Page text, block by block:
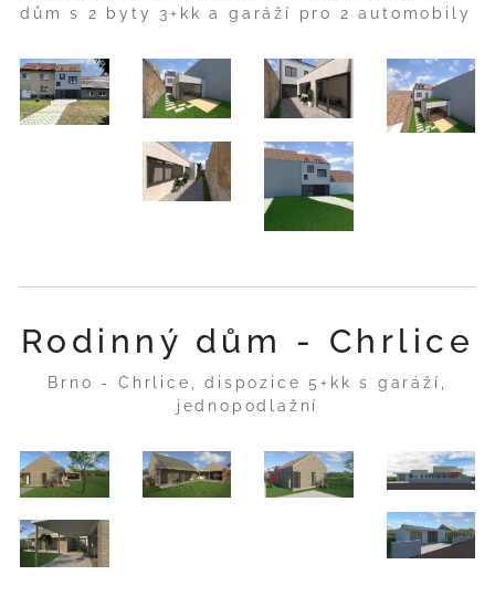
dům s 2 byty 3+kk a garáží pro 2 automobily
Rodinný dům - Chrlice
Brno - Chrlice, dispozice 5+kk s garáží,
jednopodlažní